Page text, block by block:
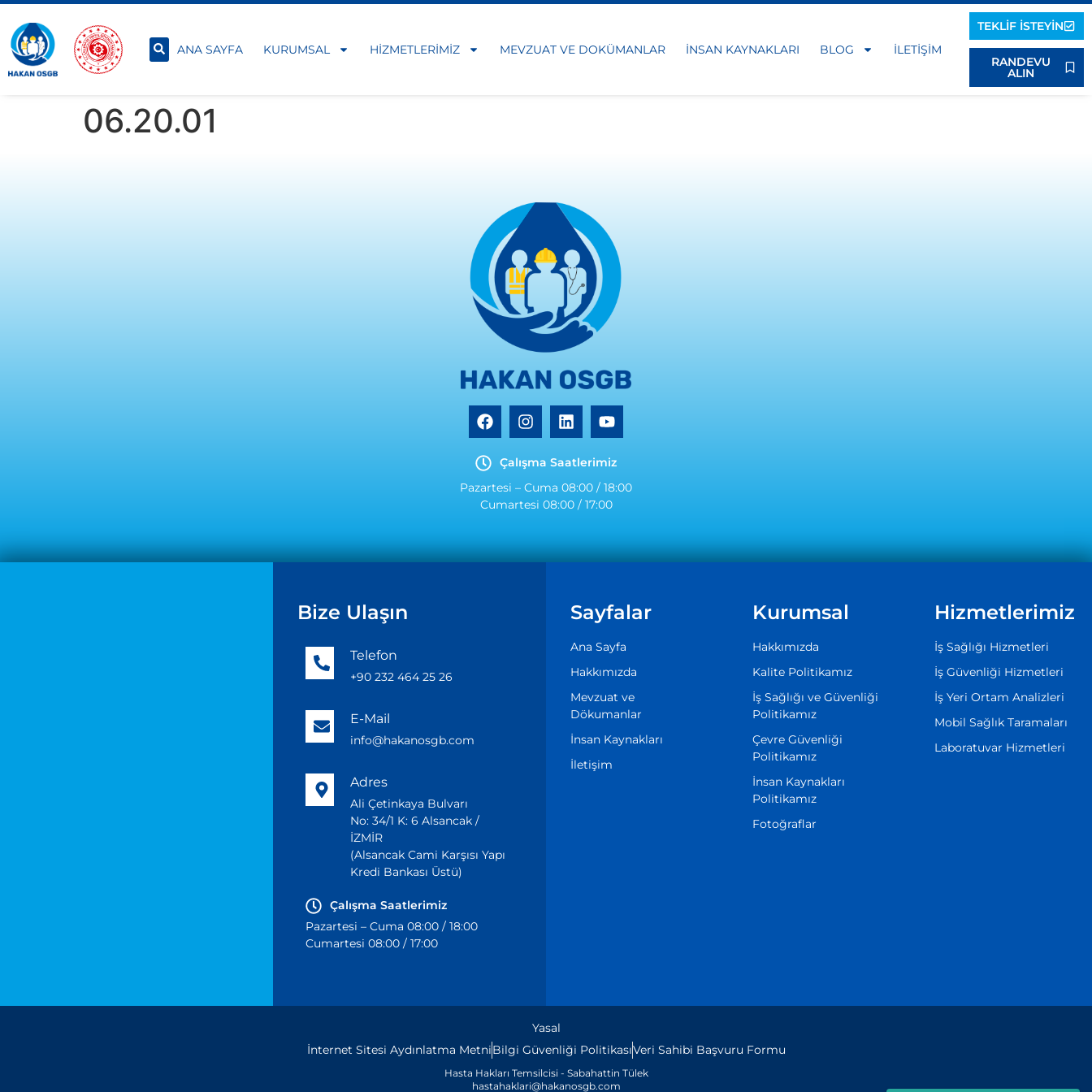
ANA SAYFA KURUMSAL HIZMETLERIMIZ MEVZUAT VE DOKÜMANLAR İNSAN KAYNAKLARI BLOG İLETIŞIM
TEKLIF İSTEYIN
RANDEVU
ALIN
06.20.01
Çalışma Saatlerimiz
Pazartesi – Cuma 08:00 / 18:00
Cumartesi 08:00 / 17:00
Bize Ulaşın
Telefon
+90 232 464 25 26
E-Mail
info@hakanosgb.com
Adres
Ali Çetinkaya Bulvarı
No: 34/1 K: 6 Alsancak /
İZMİR
(Alsancak Cami Karşısı Yapı
Kredi Bankası Üstü)
Çalışma Saatlerimiz
Pazartesi – Cuma 08:00 / 18:00
Cumartesi 08:00 / 17:00
Sayfalar
Ana Sayfa
Hakkımızda
Mevzuat ve
Dökumanlar
İnsan Kaynakları
İletişim
Kurumsal
Hakkımızda
Kalite Politikamız
İş Sağlığı ve Güvenliği
Politikamız
Çevre Güvenliği
Politikamız
İnsan Kaynakları
Politikamız
Fotoğraflar
Hizmetlerimiz
İş Sağlığı Hizmetleri
İş Güvenliği Hizmetleri
İş Yeri Ortam Analizleri
Mobil Sağlık Taramaları
Laboratuvar Hizmetleri
Yasal
İnternet Sitesi Aydınlatma MetniBilgi Güvenliği PolitikasıVeri Sahibi Başvuru Formu
Hasta Hakları Temsilcisi - Sabahattin Tülek
hastahaklari@hakanosgb.com